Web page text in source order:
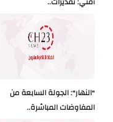
"النهار": الجولة السابعة من
المفاوضات المباشرة..